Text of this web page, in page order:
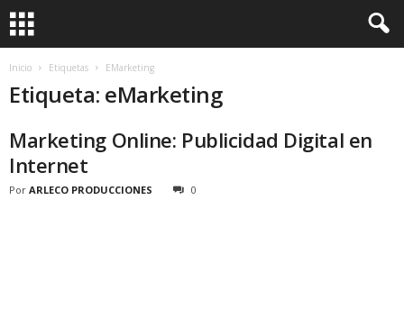
Inicio Etiquetas EMarketing
Etiqueta: eMarketing
Marketing Online: Publicidad Digital en
Internet
Por ARLECO PRODUCCIONES 0